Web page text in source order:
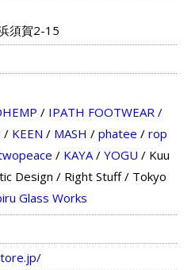
須賀2-15
/ IPATH FOOTWEAR /
/ KEEN / MASH / phatee / rop
/ KAYA/ YOGU / Kuu
Design / Right Stuff/ Tokyo
Glass Works